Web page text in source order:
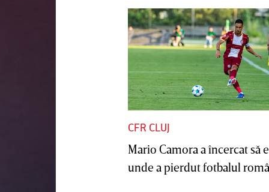
CFR CLUJ
Mario Camora a încercat să
unde a pierdut fotbalul